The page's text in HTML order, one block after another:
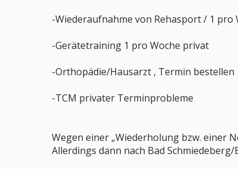
-Wiederaufnahme von Rehasport / 1 pro
-Gerätetraining 1 pro Woche privat
-Orthopädie/Hausarzt , Termin bestellen
-TCM privater Terminprobleme
Wegen einer „Wiederholung bzw. einer
Allerdings dann nach Bad Schmiedeberg/